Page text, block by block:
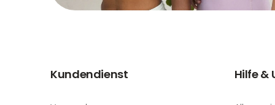
Kundendienst Hilfe &